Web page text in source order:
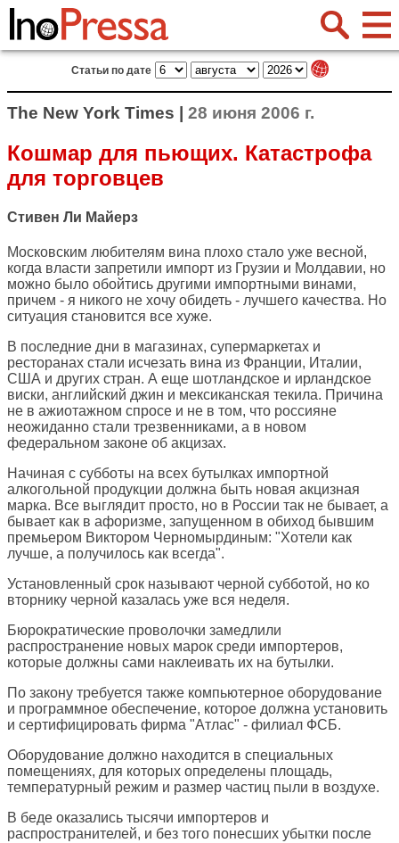
Статьи по дате
The New York Times | 28 июня 2006 г.
Кошмар для пьющих. Катастрофа
для торговцев
Стивен Ли Майерз
Московским любителям вина плохо стало уже весной,
когда власти запретили импорт из Грузии и Молдавии, но
можно было обойтись другими импортными винами,
причем - я никого не хочу обидеть - лучшего качества. Но
ситуация становится все хуже.
В последние дни в магазинах, супермаркетах и
ресторанах стали исчезать вина из Франции, Италии,
США и других стран. А еще шотландское и ирландское
виски, английский джин и мексиканская текила. Причина
не в ажиотажном спросе и не в том, что россияне
неожиданно стали трезвенниками, а в новом
федеральном законе об акцизах.
Начиная с субботы на всех бутылках импортной
алкогольной продукции должна быть новая акцизная
марка. Все выглядит просто, но в России так не бывает, а
бывает как в афоризме, запущенном в обиход бывшим
премьером Виктором Черномырдиным: "Хотели как
лучше, а получилось как всегда".
Установленный срок называют черной субботой, но ко
вторнику черной казалась уже вся неделя.
Бюрократические проволочки замедлили
распространение новых марок среди импортеров,
которые должны сами наклеивать их на бутылки.
По закону требуется также компьютерное оборудование
и программное обеспечение, которое должна установить
и сертифицировать фирма "Атлас" - филиал ФСБ.
Оборудование должно находится в специальных
помещениях, для которых определены площадь,
температурный режим и размер частиц пыли в воздухе.
В беде оказались тысячи импортеров и
распространителей, и без того понесших убытки после